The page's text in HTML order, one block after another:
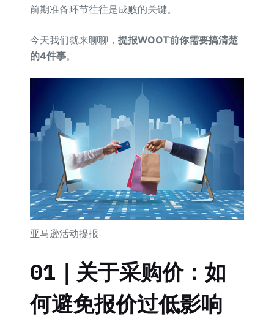
前期准备环节往往是成败的关键。
今天我们就来聊聊，提报WOOT前你需要搞清楚
的4件事。
亚马逊活动提报
01｜关于采购价：如
何避免报价过低影响